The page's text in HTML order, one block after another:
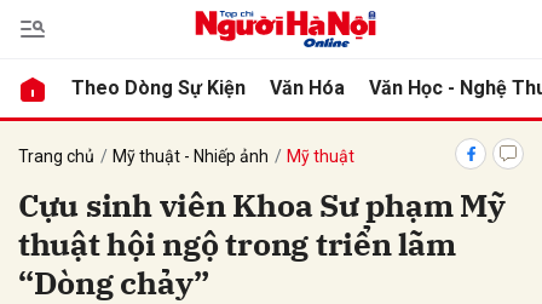
Theo Dòng Sự Kiện Văn Hóa Văn Học - Nghệ
Trang chủ Mỹ thuật - Nhiếp ảnh Mỹ thuật
Cựu sinh viên Khoa Sư phạm Mỹ
thuật hội ngộ trong triển lãm
“Dòng chảy”
luận